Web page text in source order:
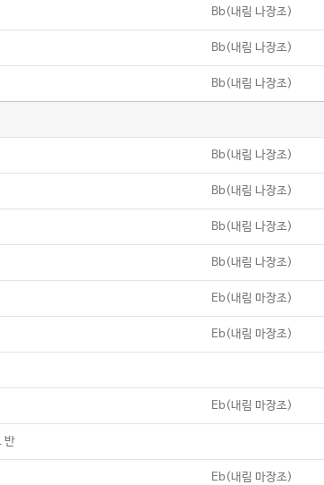
Bb(내림 나장조)
Bb(내림 나장조)
Bb(내림 나장조)
Bb(내림 나장조)
Bb(내림 나장조)
Bb(내림 나장조)
Bb(내림 나장조)
Eb(내림 마장조)
Eb(내림 마장조)
Eb(내림 마장조)
반
Eb(내림 마장조)